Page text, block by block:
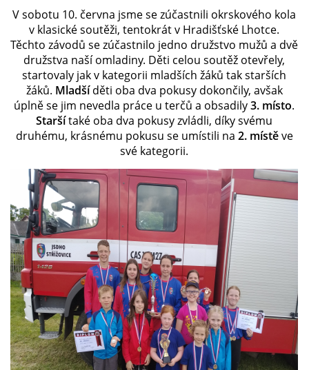
VÝKONNÝ VÝBOR SBORU
DOKUMENTY
VÝJEZDOVÁ JEDNOTKA
FOTOGALERIE
PLÁNOVANÉ AKCE
PROBĚHLÉ AKCE
KROUŽEK MH
DESATERO
SVATÝ FLORIÁN
V sobotu 10. června jsme se zúčastnili okrskového kola
v klasické soutěži, tentokrát v Hradišťské Lhotce.
Těchto závodů se zúčastnilo jedno družstvo mužů a dvě
družstva naší omladiny. Děti celou soutěž otevřely,
startovaly jak v kategorii mladších žáků tak starších
žáků. Mladšíděti oba dva pokusy dokončily, avšak
úplně se jim nevedla práce u terčů a obsadily3. místo.
Staršítaké oba dva pokusy zvládli, díky svému
druhému, krásnému pokusu se umístili na 2. místěve
své kategorii.